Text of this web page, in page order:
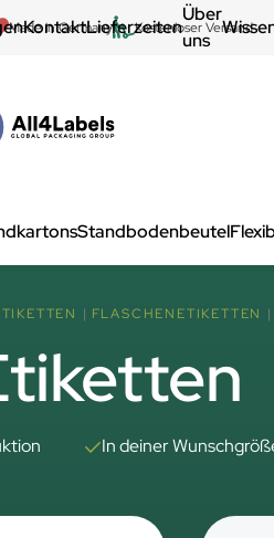
Made in Germany Kostenloser Versand
Standbodenbeutel
KontaktLieferzeiten
Über
uns
FLASCHENETIKETTEN
In deiner